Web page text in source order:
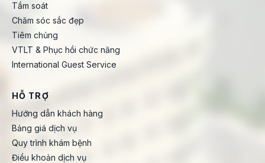
Tầm soát
Chăm sóc sắc đẹp
Tiêm chủng
VTLT & Phục hồi chức năng
International Guest Service
HỖ TRỢ
Hướng dẫn khách hàng
Bảng giá dịch vụ
Quy trình khám bệnh
Điều khoản dịch vụ